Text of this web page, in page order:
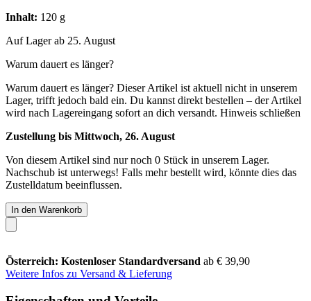
Inhalt: 120 g
Auf Lager ab 25. August
Warum dauert es länger?
Warum dauert es länger? Dieser Artikel ist aktuell nicht in unserem
Lager, trifft jedoch bald ein. Du kannst direkt bestellen – der Artikel
wird nach Lagereingang sofort an dich versandt. Hinweis schließen
Zustellung bis Mittwoch, 26. August
Von diesem Artikel sind nur noch 0 Stück in unserem Lager.
Nachschub ist unterwegs! Falls mehr bestellt wird, könnte dies das
Zustelldatum beeinflussen.
In den Warenkorb
Österreich: Kostenloser Standardversand ab € 39,90
Weitere Infos zu Versand & Lieferung